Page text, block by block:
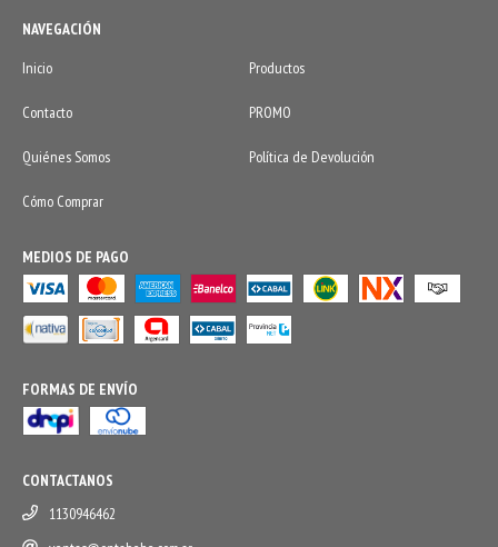
NAVEGACIÓN
Inicio
Productos
Contacto PROMO
Quiénes Somos Política de Devolución
Cómo Comprar
MEDIOS DE PAGO
FORMAS DE ENVÍO
CONTACTANOS
1130946462